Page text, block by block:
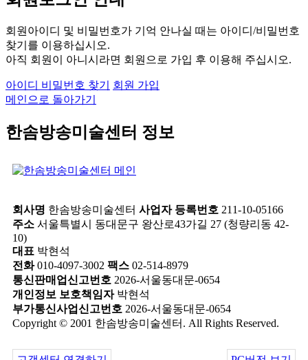
회원아이디 및 비밀번호가 기억 안나실 때는 아이디/비밀번호
찾기를 이용하십시오.
아직 회원이 아니시라면 회원으로 가입 후 이용해 주십시오.
아이디 비밀번호 찾기
회원 가입
메인으로 돌아가기
한솜방송미술센터 정보
회사명 한솜방송미술센터 사업자 등록번호 211-10-05166
주소 서울특별시 동대문구 왕산로43가길 27 (청량리동 42-
10)
대표 박현석
전화010-4097-3002 팩스 02-514-8979
통신판매업신고번호 2026-서울동대문-0654
개인정보 보호책임자박현석
부가통신사업신고번호 2026-서울동대문-0654
Copyright © 2001 한솜방송미술센터. All Rights Reserved.